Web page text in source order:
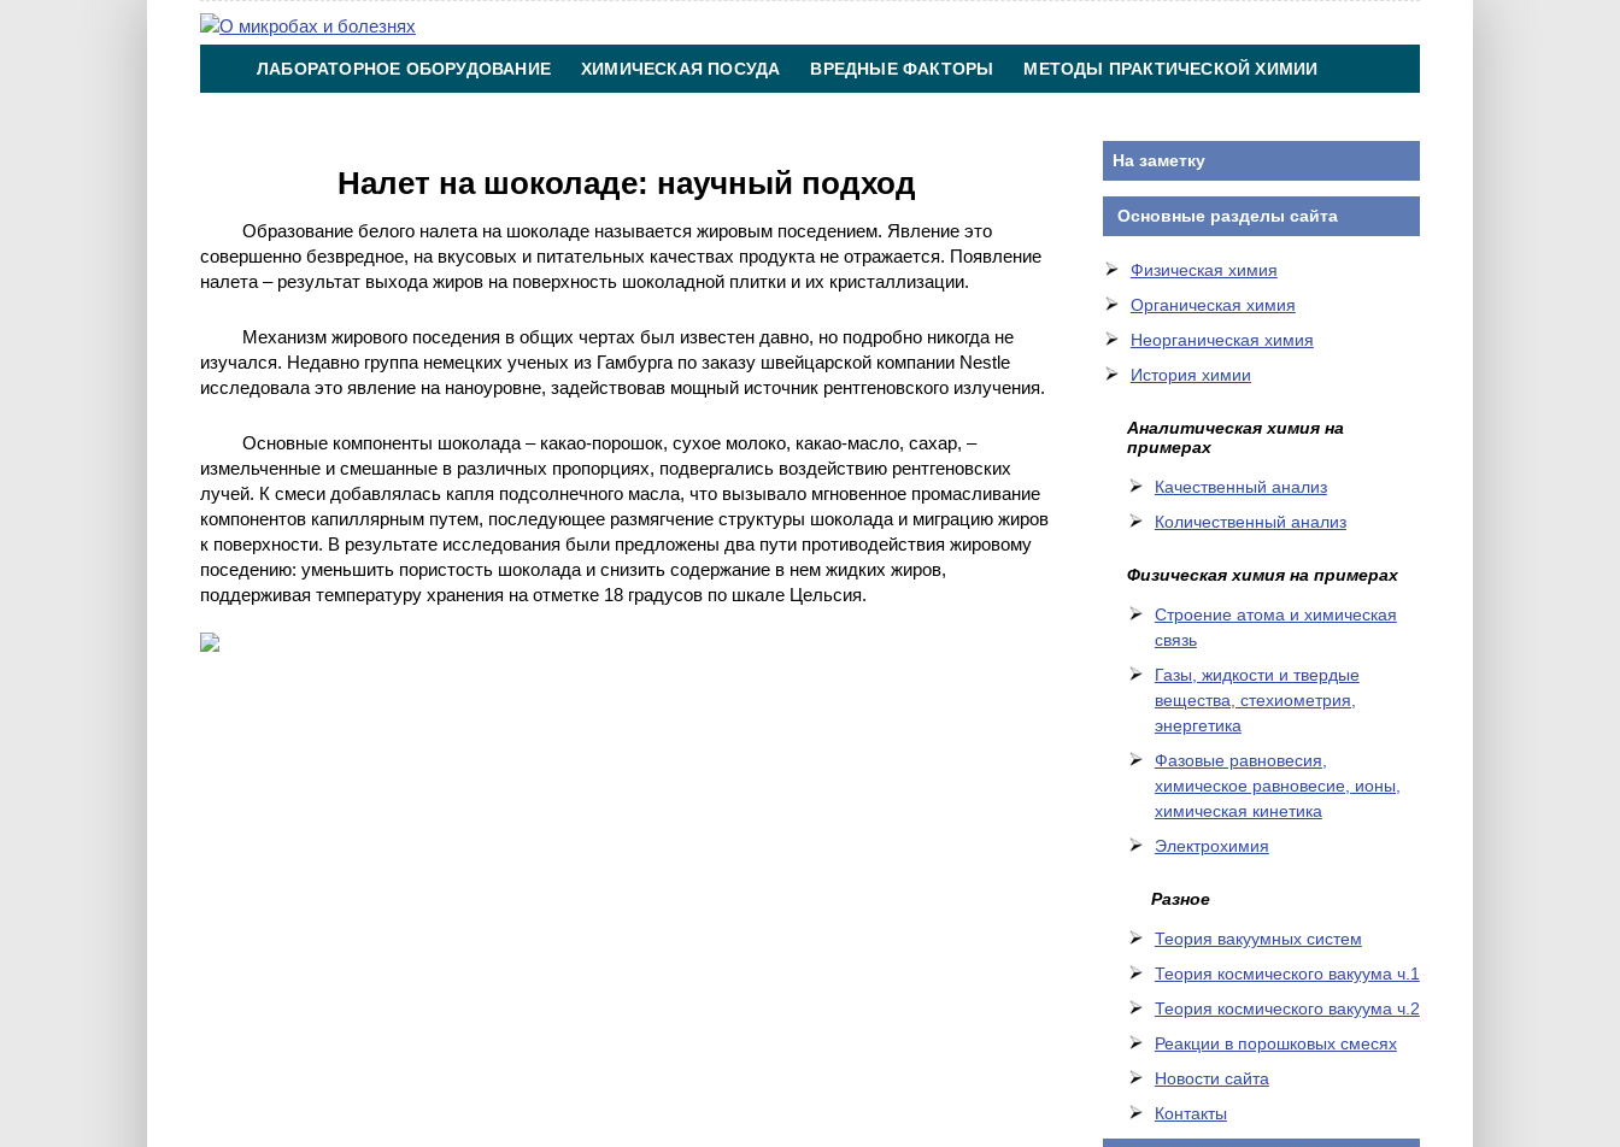
ЛАБОРАТОРНОЕ ОБОРУДОВАНИЕ ХИМИЧЕСКАЯ ПОСУДА ВРЕДНЫЕ ФАКТОРЫ МЕТОДЫ ПРАКТИЧЕСКОЙ ХИМИИ
Налет на шоколаде: научный подход
Образование белого налета на шоколаде называется жировым поседением. Явление это
совершенно безвредное, на вкусовых и питательных качествах продукта не отражается. Появление
налета – результат выхода жиров на поверхность шоколадной плитки и их кристаллизации.
Механизм жирового поседения в общих чертах был известен давно, но подробно никогда не
изучался. Недавно группа немецких ученых из Гамбурга по заказу швейцарской компании Nestle
исследовала это явление на наноуровне, задействовав мощный источник рентгеновского излучения.
Основные компоненты шоколада – какао-порошок, сухое молоко, какао-масло, сахар, –
измельченные и смешанные в различных пропорциях, подвергались воздействию рентгеновских
лучей. К смеси добавлялась капля подсолнечного масла, что вызывало мгновенное промасливание
компонентов капиллярным путем, последующее размягчение структуры шоколада и миграцию жиров
к поверхности. В результате исследования были предложены два пути противодействия жировому
поседению: уменьшить пористость шоколада и снизить содержание в нем жидких жиров,
поддерживая температуру хранения на отметке 18 градусов по шкале Цельсия.
На заметку
Основные разделы сайта
Физическая химия
Органическая химия
Неорганическая химия
История химии
Аналитическая химия на
примерах
Качественный анализ
Количественный анализ
Физическая химия на примерах
Cтроение атома и химическая
связь
Газы, жидкости и твердые
вещества, стехиометрия,
энергетика
Фазовые равновесия,
химическое равновесие, ионы,
химическая кинетика
Электрохимия
Разное
Теория вакуумных систем
Теория космического вакуума ч.1
Теория космического вакуума ч.2
Реакции в порошковых смесях
Новости сайта
Контакты